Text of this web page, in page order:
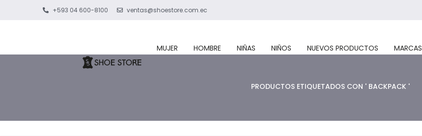
+593 04 600-8100 ventas@shoestore.com.ec
MUJER HOMBRE NIÑAS NIÑOS NUEVOS PRODUCTOS MARCAS
PRODUCTOS ETIQUETADOS CON ' BACKPACK '